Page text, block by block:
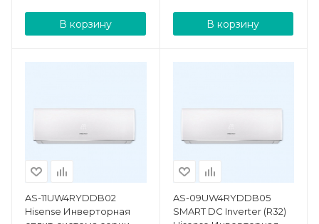
В корзину В корзину
AS-11UW4RYDDB02
Hisense Инверторная
AS-09UW4RYDDB05
SMART DC Inverter (R32)